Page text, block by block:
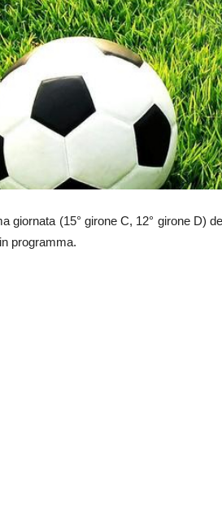
giornata (15° girone C, 12° girone D)
programma.